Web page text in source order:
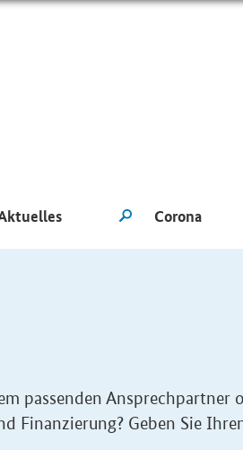
passenden Ansprechpartner
Finanzierung? Geben Sie